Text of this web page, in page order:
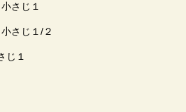
さじ１
さじ１/２
１